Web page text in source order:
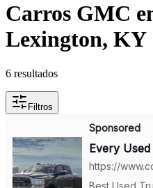
Carros GMC
Lexington, KY
6 resultados
Filtros